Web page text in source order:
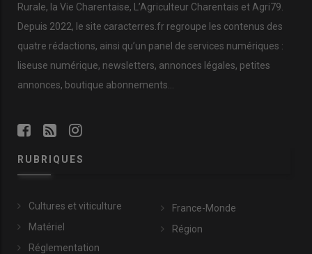
Rurale, la Vie Charentaise, L’Agriculteur Charentais et Agri79.
Depuis 2022, le site caracterres.fr regroupe les contenus des
quatre rédactions, ainsi qu’un panel de services numériques :
liseuse numérique, newsletters, annonces légales, petites
annonces, boutique abonnements…
RUBRIQUES
Cultures et viticulture
Matériel
Réglementation
France-Monde
Région